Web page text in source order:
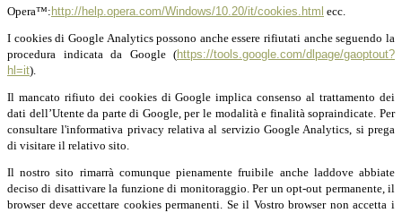
Opera™: http://help.opera.com/Windows/10.20/it/cookies.html ecc.
I cookies di Google Analytics possono anche essere rifiutati anche seguendo la
procedura indicata da Google (https://tools.google.com/dlpage/gaoptout?
hl=it).
Il mancato rifiuto dei cookies di Google implica consenso al trattamento dei
dati dell’Utente da parte di Google, per le modalità e finalità sopraindicate. Per
consultare l'informativa privacy relativa al servizio Google Analytics, si prega
di visitare il relativo sito.
Il nostro sito rimarrà comunque pienamente fruibile anche laddove abbiate
deciso di disattivare la funzione di monitoraggio. Per un opt-out permanente, il
browser deve accettare cookies permanenti. Se il Vostro browser non accetta i